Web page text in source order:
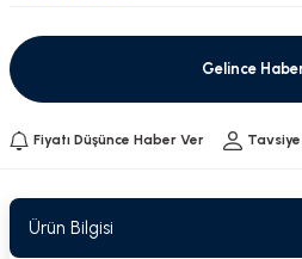
Gelince
Fiyatı Düşünce Haber Ver Tavsiye
Ürün Bilgisi